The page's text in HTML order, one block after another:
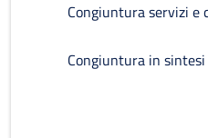
Congiuntura servizi e
Congiuntura in sintesi